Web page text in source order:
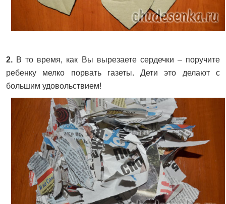
2. В то время, как Вы вырезаете сердечки – поручите
ребенку мелко порвать газеты. Дети это делают с
большим удовольствием!